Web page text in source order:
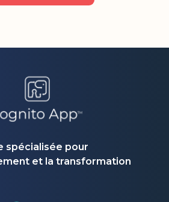
spécialisée pour
et la transformation